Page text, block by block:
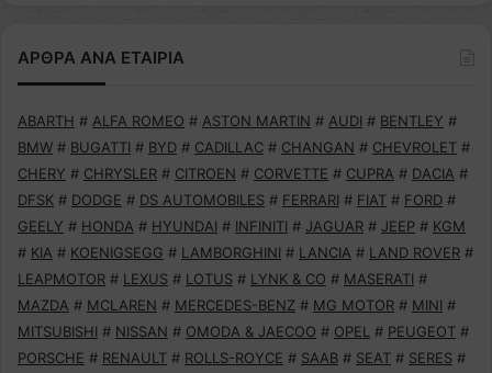
ΑΡΘΡΑ ΑΝΑ ΕΤΑΙΡΙΑ
ABARTH # ALFA ROMEO # ASTON MARTIN # AUDI # BENTLEY #
BMW # BUGATTI # BYD # CADILLAC # CHANGAN # CHEVROLET #
CHERY # CHRYSLER # CITROEN # CORVETTE # CUPRA # DACIA #
DFSK # DODGE # DS AUTOMOBILES # FERRARI # FIAT # FORD #
GEELY # HONDA # HYUNDAI # INFINITI # JAGUAR # JEEP # KGM
# KIA # KOENIGSEGG # LAMBORGHINI # LANCIA # LAND ROVER #
LEAPMOTOR # LEXUS # LOTUS # LYNK & CO # MASERATI #
MAZDA # MCLAREN # MERCEDES-BENZ # MG MOTOR # MINI #
MITSUBISHI # NISSAN # OMODA & JAECOO # OPEL # PEUGEOT #
PORSCHE # RENAULT # ROLLS-ROYCE # SAAB # SEAT # SERES #